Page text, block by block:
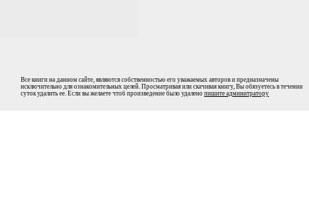
Все книги на данном сайте, являются собственностью его уважаемых авторов и предназначены
исключительно для ознакомительных целей. Просматривая или скачивая книгу, Вы обязуетесь в течении
суток удалить ее. Если вы желаете чтоб произведение было удалено пишите админитратору